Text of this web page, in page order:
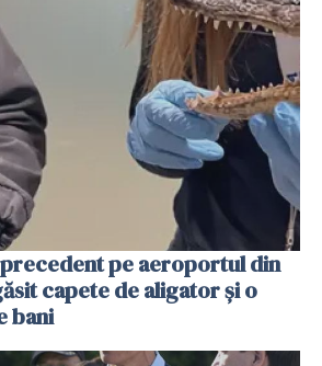
pe aeroportul din
capete de aligator și o
bani